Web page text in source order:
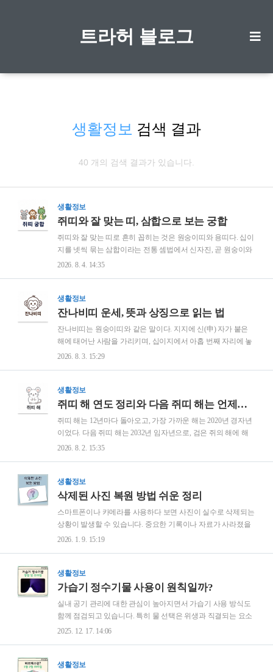
트라허 블로그
생활정보 검색 결과
40 개의 검색 결과가 있습니다.
생활정보
쥐띠와 잘 맞는 띠, 삼합으로 보는 궁합
쥐띠와 잘 맞는 띠로 흔히 꼽히는 것은 원숭이띠와 용띠다. 십이
지를 넷씩 묶는 삼합이라는 전통 셈법에서 신자진, 곧 원숭이와
쥐와 용이 한 조를 이루기 때문이다. 반대로 충에 해당하는 말띠
법을 차근차근 풀어 보았다.쥐띠와 잘 맞는 띠는 어디서 나온 말
인가?삼합에서 나왔다. 십이지 열두 자리를 네 개씩 세 묶음으로
두 자리에서 네 칸씩 건너뛰어 세 자리를 이으면 하나의 조가 만
들어진다. 삼합해당 띠신자진원숭이, 쥐, 용인오술호랑이, 말,
개사유축뱀, 닭, 소해묘미돼지, 토끼, 양 쥐는 자(子)에 해당해 신
자진 조에 들어간다..
2026. 8. 4. 14:35
생활정보
잔나비띠 운세, 뜻과 상징으로 읽는 법
잔나비띠는 원숭이띠와 같은 말이다. 지지에 신(申) 자가 붙은
해에 태어난 사람을 가리키며, 십이지에서 아홉 번째 자리에 놓
인다. 다만 운세를 궁금해할 때 알아 둘 점이 있다. 태어난 해로
차근차근 풀어 보았다.잔나비띠는 어느 해에 태어난 사람인가?
12년마다 돌아오는 신년에 태어난 사람이다. 가장 가까운 해는
쪽으로 정리하면 아래와 같다. 연도해 이름색1944년갑신년푸른
원숭이1956년병신년붉은 원숭이1968년무신년노란 원숭이1980
년경신년흰 원숭이1992년임신년검은 원숭이2004년갑신년푸른
원숭이2016년병신년붉은 ..
2026. 8. 3. 15:29
생활정보
쥐띠 해 연도 정리와 다음 쥐띠 해는 언제인가
쥐띠 해는 12년마다 돌아오고, 가장 가까운 해는 2020년 경자년
이었다. 다음 쥐띠 해는 2032년 임자년으로, 검은 쥐의 해에 해
당한다. 쥐는 십이지의 첫 자리인 자(子)에 놓여 열두 띠의 출발
계산과 상징의 갈래를 차근차근 풀어 보았다.쥐띠 해는 어느 연
도인가?12년 간격으로 돌아온다. 열두 띠가 한 바퀴 도는 데 12
아래와 같다. 연도해 이름색1936년병자년붉은 쥐1948년무자년
노란 쥐1960년경자년흰 쥐1972년임자년검은 쥐1984년갑자년
푸른 쥐1996년병자년붉은 쥐2008년무자년노란 쥐2020년경자
년흰 쥐20..
2026. 8. 2. 15:35
생활정보
삭제된 사진 복원 방법 쉬운 정리
스마트폰이나 카메라를 사용하다 보면 사진이 실수로 삭제되는
상황이 발생할 수 있습니다. 중요한 기록이나 자료가 사라졌을
때 당황하는 경우도 적지 않습니다.삭제된 사진 복원은 조건에
사진이 삭제되더라도 즉시 완전히 사라지는 것은 아닙니다. 저
장 공간에서 해당 데이터의 위치 정보만 제거되는 경우가 많습
가능할 수 있습니다. 따라서 삭제 직후 추가 촬영이나 앱 설치를
피하는 것이 중요합니다.저장 매체의 특성과 파일 시스템에 따
라 복원 성공률은 달라집니다. 스마트폰, SD카드, PC 저장 장치
는 각각 다른 방식으로 관리됩니다.삭제된 사진..
2026. 1. 9. 15:19
생활정보
가습기 정수기물 사용이 원칙일까?
실내 공기 관리에 대한 관심이 높아지면서 가습기 사용 방식도
함께 점검되고 있습니다. 특히 물 선택은 위생과 직결되는 요소
로 자주 언급됩니다. 정수기를 사용하는 가정이 늘면서 가습기
서 고려 대상이 되는지 살펴보고자 합니다.가습기 물 선택이 중
2025. 12. 17. 14:06
생활정보